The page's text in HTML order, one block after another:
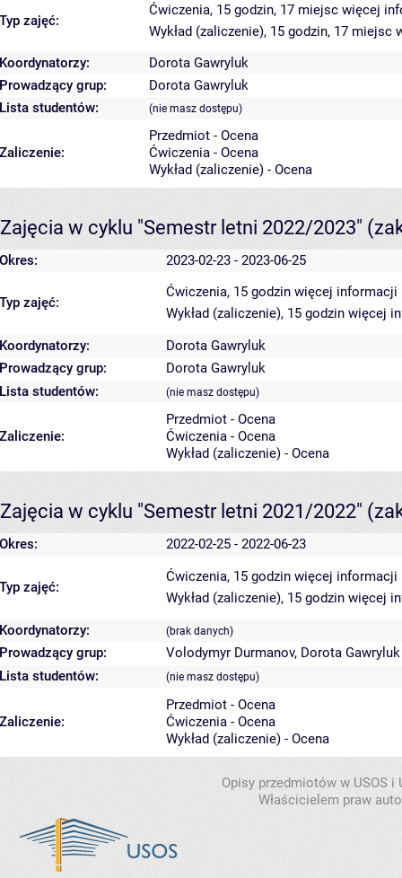
Typ zajęć:
Ćwiczenia, 15 godzin, 17 miejsc więcej
Wykład (zaliczenie), 15 godzin, 17 miejsc
Koordynatorzy:
Dorota Gawryluk
Prowadzący grup:
Dorota Gawryluk
Lista studentów:
(nie masz dostępu)
Zaliczenie:
Przedmiot - Ocena
Ćwiczenia - Ocena
Wykład (zaliczenie) - Ocena
Zajęcia w cyklu "Semestr letni 2022/2023"
Okres: 2023-02-23 - 2023-06-25
Typ zajęć:
Ćwiczenia, 15 godzin więcej informacji
Wykład (zaliczenie), 15 godzin więcej
Koordynatorzy:
Dorota Gawryluk
Prowadzący grup:
Dorota Gawryluk
Lista studentów:
(nie masz dostępu)
Zaliczenie:
Przedmiot - Ocena
Ćwiczenia - Ocena
Wykład (zaliczenie) - Ocena
Zajęcia w cyklu "Semestr letni 2021/2022"
Okres: 2022-02-25 - 2022-06-23
Typ zajęć:
Ćwiczenia, 15 godzin więcej informacji
Wykład (zaliczenie), 15 godzin więcej
Koordynatorzy:
(brak danych)
Prowadzący grup: Volodymyr Durmanov, Dorota Gawryluk
Lista studentów:
(nie masz dostępu)
Zaliczenie:
Przedmiot - Ocena
Ćwiczenia - Ocena
Wykład (zaliczenie) - Ocena
Opisy przedmiotów w USOS
Właścicielem praw